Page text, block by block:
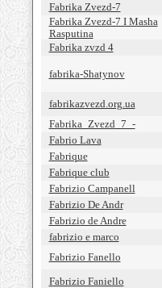
Fabrika Zvezd-7
Fabrika Zvezd-7 I Masha
Rasputina
Fabrika zvzd 4
fabrika-Shatynov
fabrikazvezd.org.ua
Fabrika_Zvezd_7_-
Fabrio Lava
Fabrique
Fabrique club
Fabrizio Campanell
Fabrizio De Andr
Fabrizio de Andre
fabrizio e marco
Fabrizio Fanello
Fabrizio Faniello